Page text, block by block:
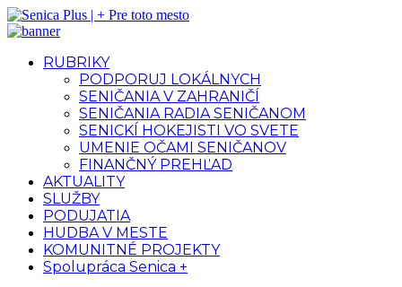
RUBRIKY
PODPORUJ LOKÁLNYCH
SENIČANIA V ZAHRANIČÍ
SENIČANIA RADIA SENIČANOM
SENICKÍ HOKEJISTI VO SVETE
UMENIE OČAMI SENIČANOV
FINANČNÝ PREHĽAD
AKTUALITY
SLUŽBY
PODUJATIA
HUDBA V MESTE
KOMUNITNÉ PROJEKTY
Spolupráca Senica +